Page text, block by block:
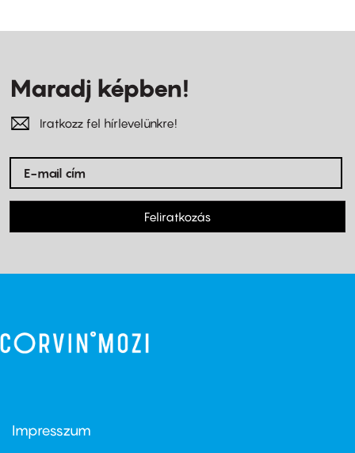
Maradj képben!
Iratkozz fel hírlevelünkre!
Feliratkozás
Footer
Impresszum